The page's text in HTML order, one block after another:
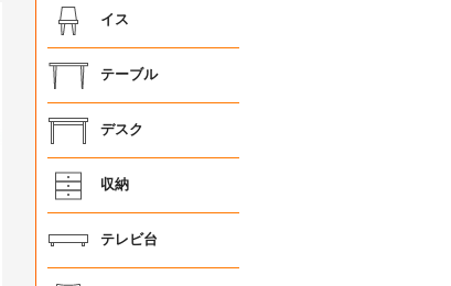
イス
テーブル
デスク
収納
テレビ台